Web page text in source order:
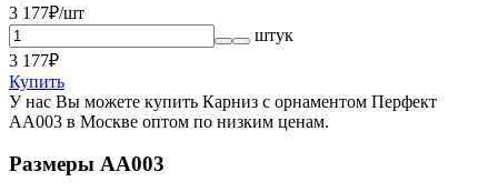
3 177₽/шт
штук
3 177₽
Купить
У нас Вы можете купить Карниз с орнаментом Перфект
AA003 в Москве оптом по низким ценам.
Размеры AA003